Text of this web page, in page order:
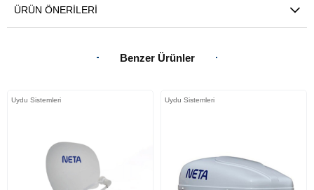
ÜRÜN ÖNERILERI
Benzer Ürünler
Uydu Sistemleri Uydu Sistemleri